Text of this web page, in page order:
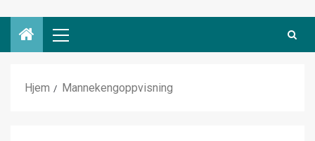
Hjem Mannekengoppvisning